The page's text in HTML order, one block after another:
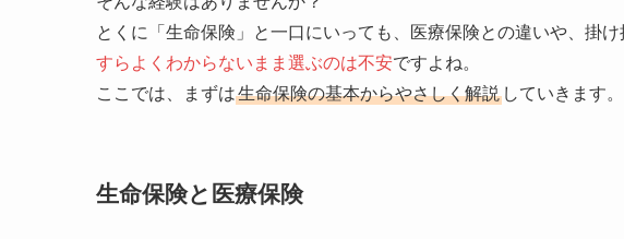
とくに「生命保険」と一口にいっても、医療保険との違いや、掛け
すらよくわからないまま選ぶのは不安ですよね。
ここでは、まずは生命保険の基本からやさしく解説 していきます。
生命保険と医療保険